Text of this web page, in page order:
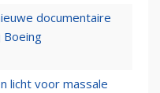
documentaire
licht voor massale